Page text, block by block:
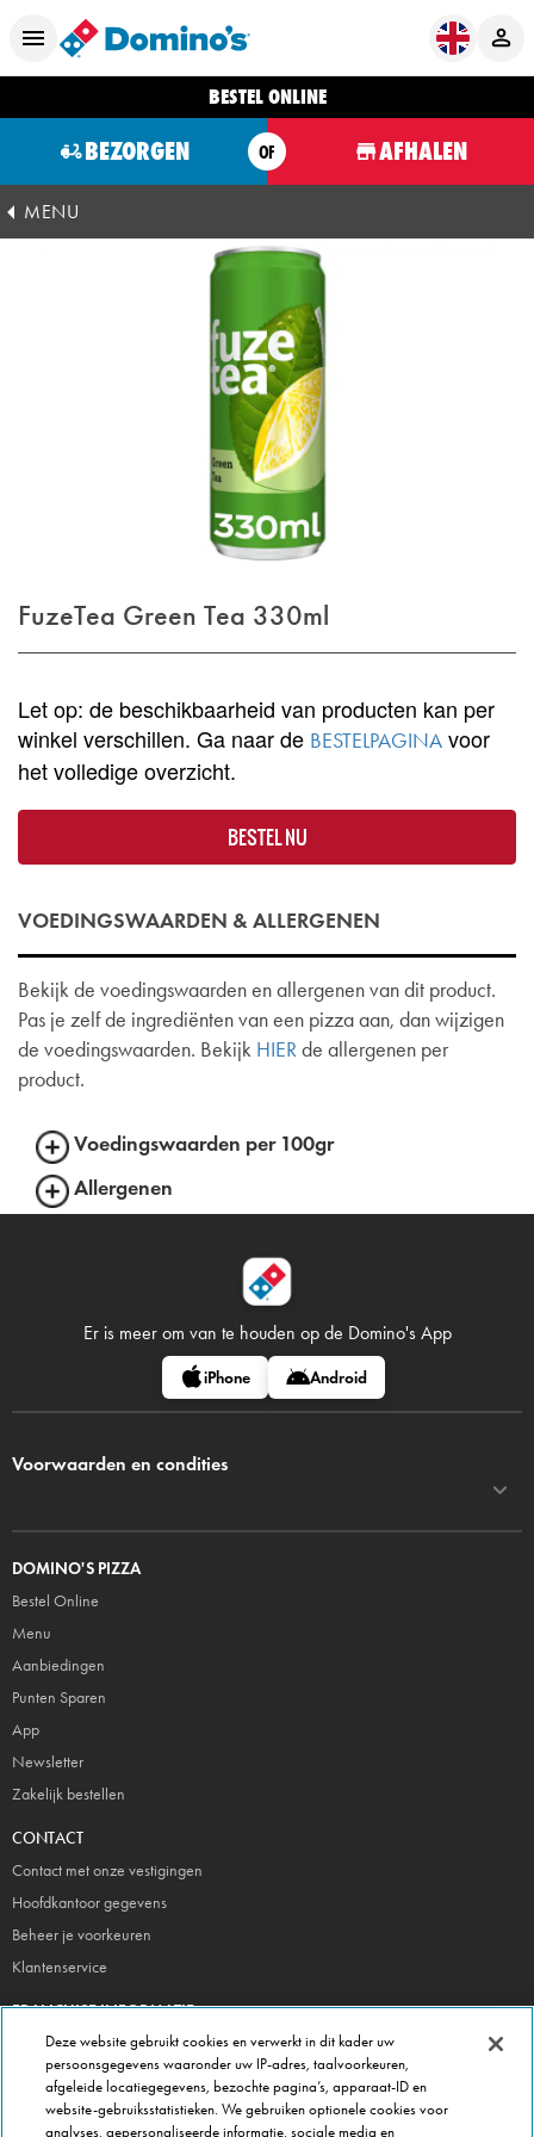
BESTEL ONLINE
BEZORGEN OF AFHALEN
MENU
FuzeTea Green Tea 330ml
Let op: de beschikbaarheid van producten kan per
winkel verschillen. Ga naar de BESTELPAGINA voor
het volledige overzicht.
BESTEL NU
VOEDINGSWAARDEN & ALLERGENEN
Bekijk de voedingswaarden en allergenen van dit product.
Pas je zelf de ingrediënten van een pizza aan, dan wijzigen
de voedingswaarden. Bekijk HIERde allergenen per
product.
Voedingswaarden per 100gr
Allergenen
Er is meer om van te houden op de Domino's App
iPhone Android
Voorwaarden en condities
DOMINO'S PIZZA
Bestel Online
Menu
Aanbiedingen
Punten Sparen
App
Newsletter
Zakelijk bestellen
CONTACT
Contact met onze vestigingen
Hoofdkantoor gegevens
Beheer je voorkeuren
Klantenservice
FRANCHISE INFORMATIE
Meld je direct aan!
Franchise Brochure
Veel gestelde vragen
Deze website gebruikt cookies en verwerkt in dit kader uw
persoonsgegevens waaronder uw IP-adres, taalvoorkeuren,
afgeleide locatiegegevens, bezochte pagina’s, apparaat-ID en
website-gebruiksstatistieken. We gebruiken optionele cookies voor
analyses, gepersonaliseerde informatie, sociale media en